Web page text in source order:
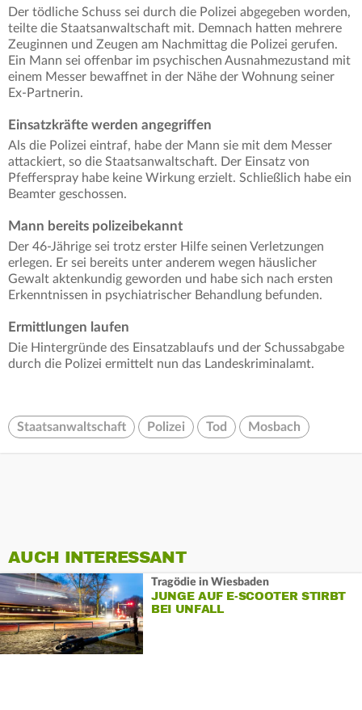
Der tödliche Schuss sei durch die Polizei abgegeben worden,
teilte die Staatsanwaltschaft mit. Demnach hatten mehrere
Zeuginnen und Zeugen am Nachmittag die Polizei gerufen.
Ein Mann sei offenbar im psychischen Ausnahmezustand mit
einem Messer bewaffnet in der Nähe der Wohnung seiner
Ex-Partnerin.
Einsatzkräfte werden angegriffen
Als die Polizei eintraf, habe der Mann sie mit dem Messer
attackiert, so die Staatsanwaltschaft. Der Einsatz von
Pfefferspray habe keine Wirkung erzielt. Schließlich habe ein
Beamter geschossen.
Mann bereits polizeibekannt
Der 46-Jährige sei trotz erster Hilfe seinen Verletzungen
erlegen. Er sei bereits unter anderem wegen häuslicher
Gewalt aktenkundig geworden und habe sich nach ersten
Erkenntnissen in psychiatrischer Behandlung befunden.
Ermittlungen laufen
Die Hintergründe des Einsatzablaufs und der Schussabgabe
durch die Polizei ermittelt nun das Landeskriminalamt.
Staatsanwaltschaft Polizei Tod Mosbach
AUCH INTERESSANT
Tragödie in Wiesbaden
JUNGE AUF E-SCOOTER STIRBT
BEI UNFALL